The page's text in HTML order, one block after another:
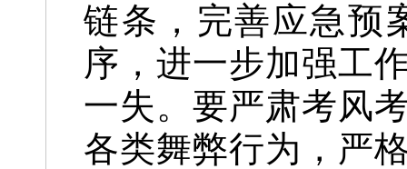
链条，完善应急预
序，进一步加强工
一失。要严肃考风
各类舞弊行为，严